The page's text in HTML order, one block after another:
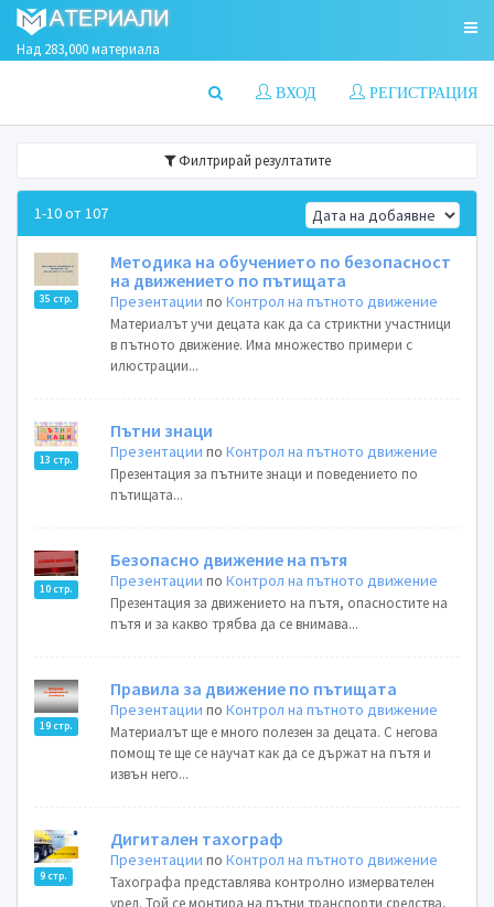
Над 283,000 материала
РЕГИСТРАЦИЯ
ВХОД
Филтрирай резултатите
1-10 от 107
35 стр.
Методика на обучението по безопасност
на движението по пътищата
Презентации поКонтрол на пътното движение
Материалът учи децата как да са стриктни участници
в пътното движение. Има множество примери с
илюстрации...
13 стр.
Пътни знаци
Презентации поКонтрол на пътното движение
Презентация за пътните знаци и поведението по
пътищата...
10 стр.
Безопасно движение на пътя
Презентации поКонтрол на пътното движение
Презентация за движението на пътя, опасностите на
пътя и за какво трябва да се внимава...
19 стр.
Правила за движение по пътищата
Презентации поКонтрол на пътното движение
Материалът ще е много полезен за децата. С негова
помощ те ще се научат как да се държат на пътя и
извън него...
9 стр.
Дигитален тахограф
Презентации поКонтрол на пътното движение
Тахографа представлява контролно измервателен
уред. Той се монтира на пътни транспорти средства,